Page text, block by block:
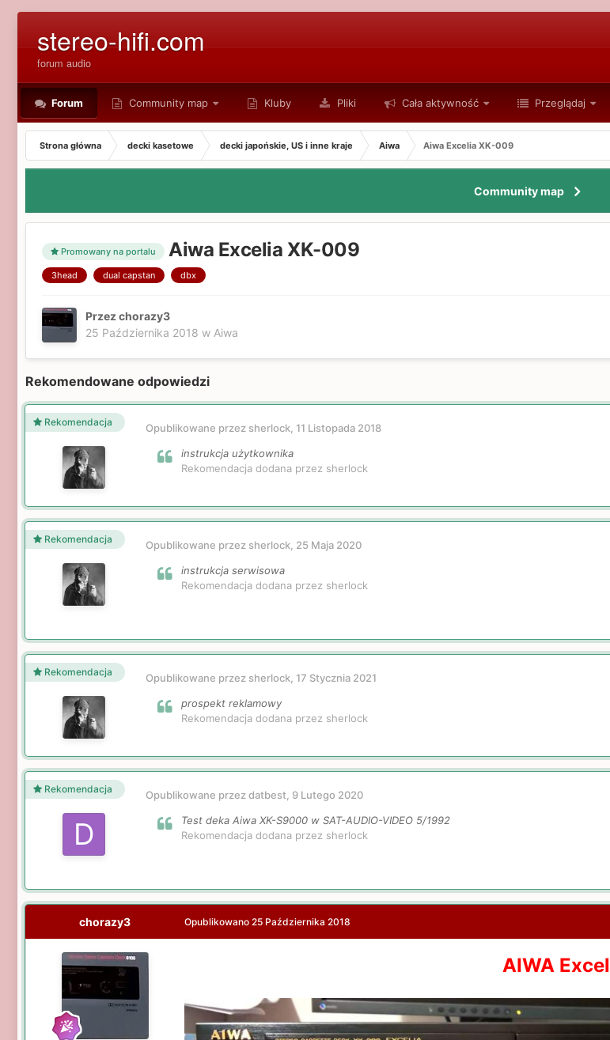
stereo-hifi.com
forum audio
Forum Community map Kluby Pliki Cała aktywność Przeglądaj
Strona główna decki kasetowe decki japońskie, US i inne kraje Aiwa Aiwa Excelia XK-009
Community map
Promowany na portalu Aiwa Excelia XK-009
3head dual capstan dbx
Przez chorazy3
25 Października 2018 w Aiwa
Rekomendowane odpowiedzi
Rekomendacja Opublikowane przez sherlock, 11 Listopada 2018
instrukcja użytkownika
Rekomendacja dodana przez sherlock
Rekomendacja Opublikowane przez sherlock, 25 Maja 2020
instrukcja serwisowa
Rekomendacja dodana przez sherlock
Rekomendacja Opublikowane przez sherlock, 17 Stycznia 2021
prospekt reklamowy
Rekomendacja dodana przez sherlock
Rekomendacja Opublikowane przez datbest, 9 Lutego 2020
Test deka Aiwa XK-S9000 w SAT-AUDIO-VIDEO 5/1992
Rekomendacja dodana przez sherlock
chorazy3 Opublikowano 25 Października 2018
AIWA